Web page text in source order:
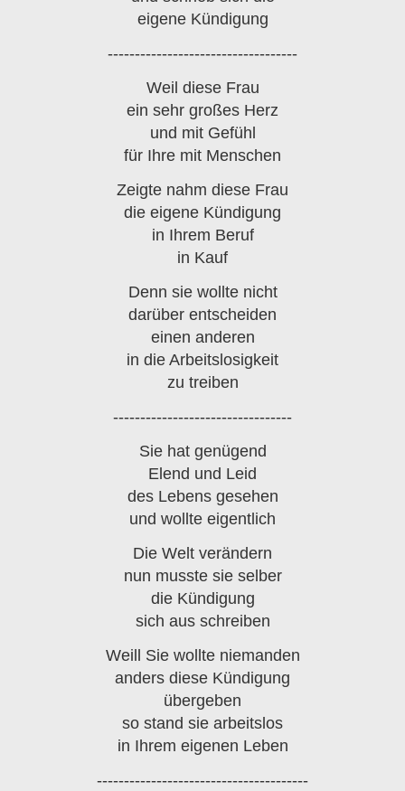
eigene Kündigung
-----------------------------------
Weil diese Frau
ein sehr großes Herz
und mit Gefühl
für Ihre mit Menschen
Zeigte nahm diese Frau
die eigene Kündigung
in Ihrem Beruf
in Kauf
Denn sie wollte nicht
darüber entscheiden
einen anderen
in die Arbeitslosigkeit
zu treiben
---------------------------------
Sie hat genügend
Elend und Leid
des Lebens gesehen
und wollte eigentlich
Die Welt verändern
nun musste sie selber
die Kündigung
sich aus schreiben
Weill Sie wollte niemanden
anders diese Kündigung
übergeben
so stand sie arbeitslos
in Ihrem eigenen Leben
---------------------------------------